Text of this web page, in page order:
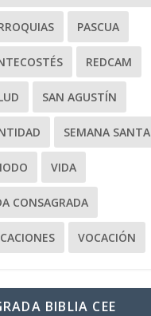
PASCUA
REDCAM
SAN AGUSTÍN
SEMANA SANTA
VIDA
CONSAGRADA
VOCACIÓN
BIBLIA CEE